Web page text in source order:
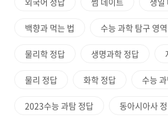
백향과 먹는 법 수능 과학 탐구 영
물리학 정답 생명과학 정답
물리 정답 화학 정답 수능
2023수능 과탐 정답 동아시아사